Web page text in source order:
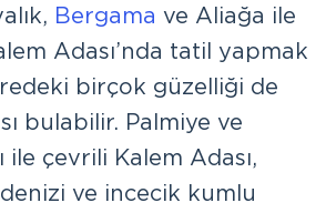
Bergama ve Aliağa ile
Adası’nda tatil yapmak
birçok güzelliği de
bulabilir. Palmiye ve
ile çevrili Kalem Adası,
ve incecik kumlu